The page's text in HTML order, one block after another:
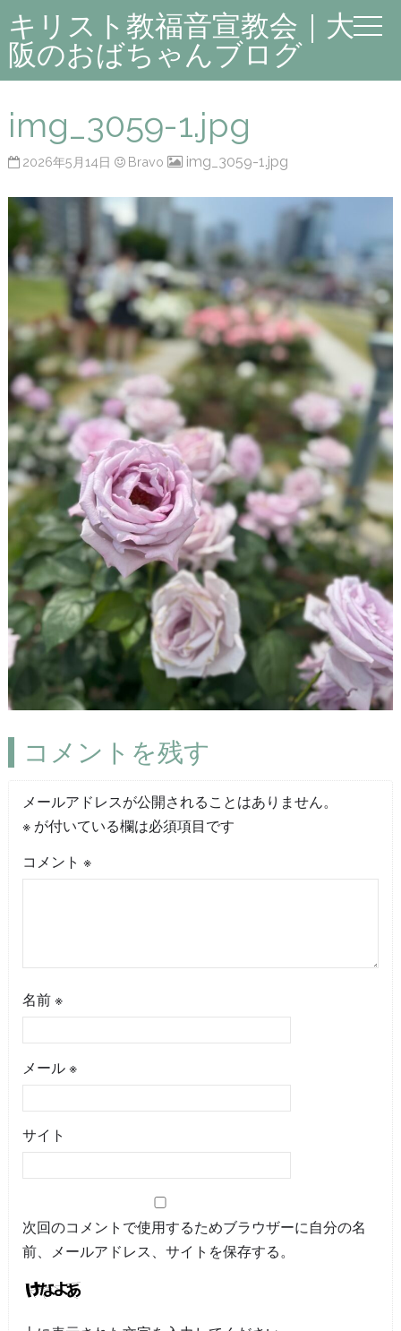
キリスト教福音宣教会｜大
阪のおばちゃんブログ
img_3059-1.jpg
2026年5月14日 Bravo img_3059-1.jpg
コメントを残す
メールアドレスが公開されることはありません。
※が付いている欄は必須項目です
コメント ※
名前 ※
メール ※
サイト
次回のコメントで使用するためブラウザーに自分の名
前、メールアドレス、サイトを保存する。